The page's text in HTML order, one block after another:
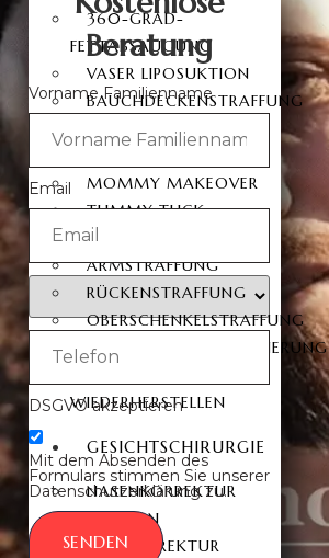
360-GRAD-
FETTABSAUGUNG
VASER LIPOSUKTION
BAUCHDECKENSTRAFFUNG
360-GRAD-
MOMMY MAKEOVER
TUMMY TUCK
SIXPACK OPERATION
ARMSTRAFFUNG
RÜCKENSTRAFFUNG
OBERSCHENKELSTRAFFUNG
SCHAMLIPPENVERKLEINERUNG
WIEDERHERSTELLEN
GESICHTSCHIRURGIE
NASENKORREKTUR
REVISION
NASENKORREKTUR
Beratung
Vorname Familienname
Email
DSGVO akzeptieren
Mit dem Absenden des
Formulars stimmen Sie unserer
Datenschutzerklärung zu.
SENDEN